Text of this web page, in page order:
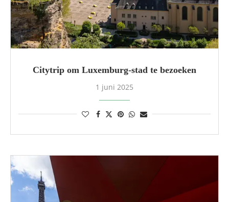
Citytrip om Luxemburg-stad te bezoeken
1 juni 2025